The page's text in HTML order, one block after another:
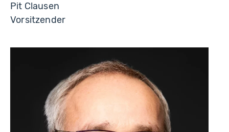
Pit Clausen
Vorsitzender